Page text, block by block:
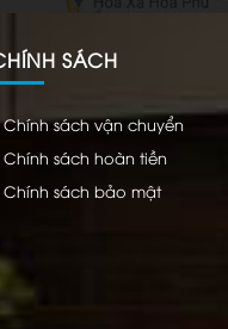
SÁCH
Chính sách vận chuyển
Chính sách hoàn tiền
Chính sách bảo mật